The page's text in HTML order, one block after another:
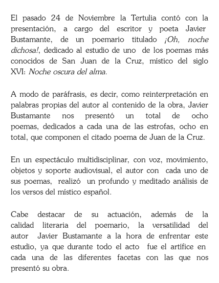
El pasado 24 de Noviembre la Tertulia contó con la
presentación,
a cargo del escritor y poeta
Javier
Bustamante, de un poemario titulado
¡Oh, noche
dichosa!, dedicado al estudio de uno
de los poemas más
conocidos de San Juan de la Cruz, místico del siglo
XVI: Noche oscura del alma.
A modo de paráfrasis, es decir, como reinterpretación en
palabras propias del autor al contenido de la obra, Javier
Bustamante nos presentó un
total de ocho
poemas,
dedicados a cada una de las estrofas, ocho en
total, que componen el citado poema de Juan de la Cruz.
En un espectáculo multidisciplinar, con voz, movimiento,
objetos y soporte audiovisual, el autor con
cada uno de
sus poemas,
realizó
un profundo y meditado análisis de
los versos del místico español.
Cabe destacar de su actuación, además de la
calidad
literaria del poemario, la versatilidad del
autor
Javier Bustamante a la hora de enfrentar este
estudio, ya que durante todo el acto
fue el artífice en
cada una de las diferentes facetas
con las que nos
presentó su obra.